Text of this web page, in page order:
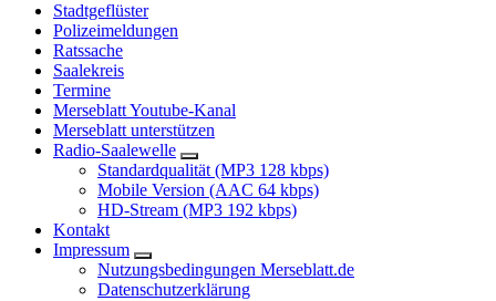
Stadtgeflüster
Polizeimeldungen
Ratssache
Saalekreis
Termine
Merseblatt Youtube-Kanal
Merseblatt unterstützen
Radio-Saalewelle
Standardqualität (MP3 128 kbps)
Mobile Version (AAC 64 kbps)
HD-Stream (MP3 192 kbps)
Kontakt
Impressum
Nutzungsbedingungen Merseblatt.de
Datenschutzerklärung